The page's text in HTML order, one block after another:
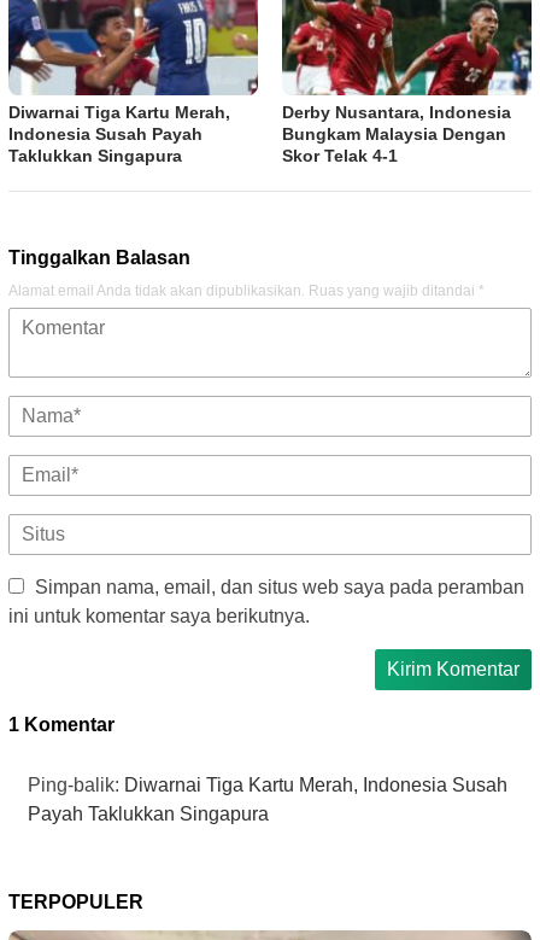
Diwarnai Tiga Kartu Merah,
Indonesia Susah Payah
Taklukkan Singapura
Derby Nusantara, Indonesia
Bungkam Malaysia Dengan
Skor Telak 4-1
Tinggalkan Balasan
Alamat email Anda tidak akan dipublikasikan. Ruas yang wajib ditandai *
Simpan nama, email, dan situs web saya pada peramban
ini untuk komentar saya berikutnya.
1 Komentar
Ping-balik: Diwarnai Tiga Kartu Merah, Indonesia Susah
Payah Taklukkan Singapura
TERPOPULER